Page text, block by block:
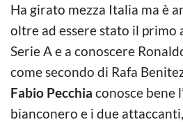
Ha girato mezza Italia ma è
oltre ad essere stato il primo
Serie A e a conoscere
come secondo di Rafa
Fabio Pecchia conosce bene
bianconero e i due